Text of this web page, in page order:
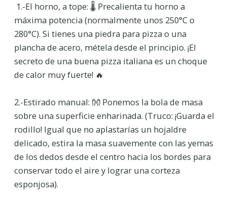
1.-El horno, a tope: 🌡️ Precalienta tu horno a
máxima potencia (normalmente unos 250°C o
280°C). Si tienes una piedra para pizza o una
plancha de acero, métela desde el principio. ¡El
secreto de una buena pizza italiana es un choque
de calor muy fuerte! 🔥
2.-Estirado manual: 👐 Ponemos la bola de masa
sobre una superficie enharinada. (Truco: ¡Guarda el
rodillo! Igual que no aplastarías un hojaldre
delicado, estira la masa suavemente con las yemas
de los dedos desde el centro hacia los bordes para
conservar todo el aire y lograr una corteza
esponjosa).